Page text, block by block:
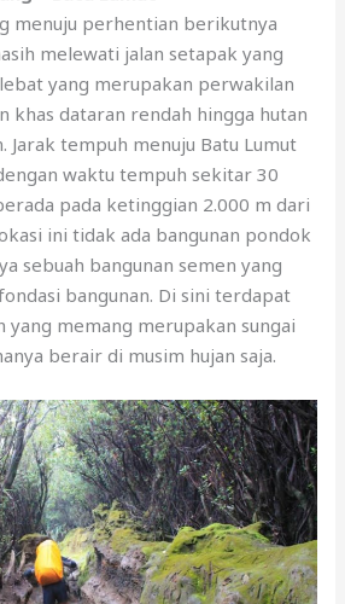
menuju perhentian berikutnya
melewati jalan setapak yang
yang merupakan perwakilan
khas dataran rendah hingga hutan
Jarak tempuh menuju Batu Lumut
waktu tempuh sekitar 30
pada ketinggian 2.000 m dari
ini tidak ada bangunan pondok
sebuah bangunan semen yang
bangunan. Di sini terdapat
yang memang merupakan sungai
berair di musim hujan saja.